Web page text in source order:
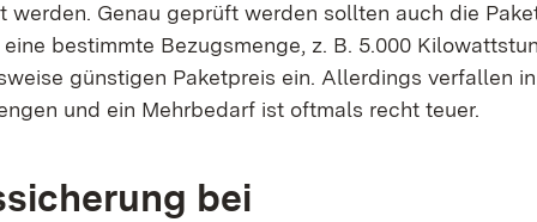
werden. Genau geprüft werden sollten auch die
bestimmte Bezugsmenge, z. B. 5.000
günstigen Paketpreis ein. Allerdings verfallen
und ein Mehrbedarf ist oftmals recht teuer.
bei